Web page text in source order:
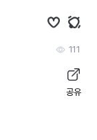
111
공유